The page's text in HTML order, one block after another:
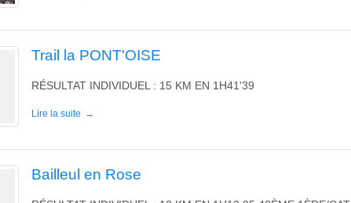
Trail la PONT'OISE
RÉSULTAT INDIVIDUEL : 15 KM EN 1H41'39
Lire la suite
Bailleul en Rose